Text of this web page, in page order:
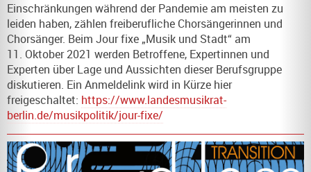
Einschränkungen während der Pandemie am meisten zu
leiden haben, zählen freiberufliche Chorsängerinnen und
Chorsänger. Beim Jour fixe „Musik und Stadt“ am
11. Oktober 2021 werden Betroffene, Expertinnen und
Experten über Lage und Aussichten dieser Berufsgruppe
diskutieren. Ein Anmeldelink wird in Kürze hier
freigeschaltet: https://www.landesmusikrat-
berlin.de/musikpolitik/jour-fixe/